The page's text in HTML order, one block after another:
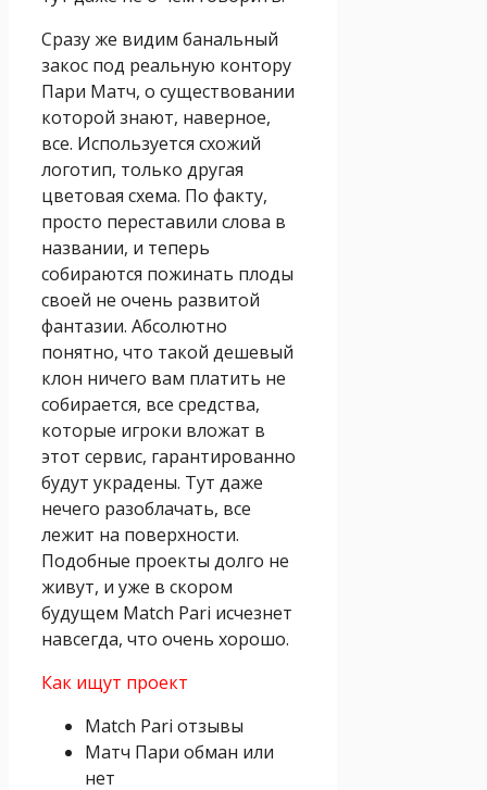
Сразу же видим банальный
закос под реальную контору
Пари Матч, о существовании
которой знают, наверное,
все. Используется схожий
логотип, только другая
цветовая схема. По факту,
просто переставили слова в
названии, и теперь
собираются пожинать плоды
своей не очень развитой
фантазии. Абсолютно
понятно, что такой дешевый
клон ничего вам платить не
собирается, все средства,
которые игроки вложат в
этот сервис, гарантированно
будут украдены. Тут даже
нечего разоблачать, все
лежит на поверхности.
Подобные проекты долго не
живут, и уже в скором
будущем Match Pari исчезнет
навсегда, что очень хорошо.
Как ищут проект
Match Pari отзывы
Матч Пари обман или
нет